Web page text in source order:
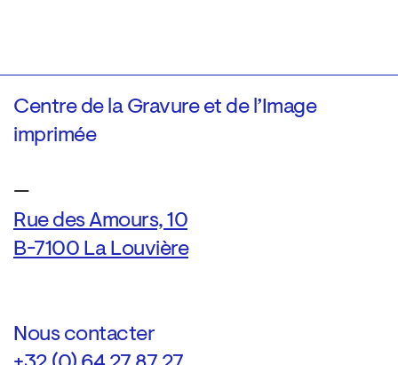
Centre de la Gravure et de l’Image
imprimée
—
Rue des Amours, 10
B-7100 La Louvière
Nous contacter